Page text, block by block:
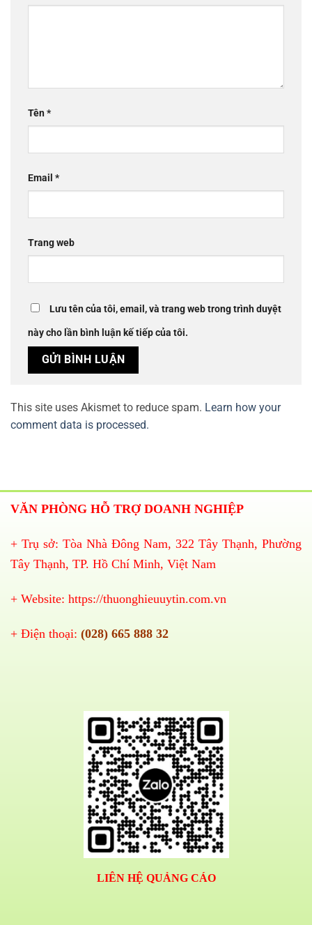
Tên*
Email *
Trang web
Lưu tên của tôi, email, và trang web trong trình duyệt
này cho lần bình luận kế tiếp của tôi.
This site uses Akismet to reduce spam. Learn how your
comment data is processed.
VĂN PHÒNG HỖ TRỢ DOANH NGHIỆP
+ Trụ sở: Tòa Nhà Đông Nam, 322 Tây Thạnh, Phường
Tây Thạnh, TP. Hồ Chí Minh, Việt Nam
+ Website: https://thuonghieuuytin.com.vn
+ Điện thoại: (028) 665 888 32
LIÊN HỆ QUẢNG CÁO